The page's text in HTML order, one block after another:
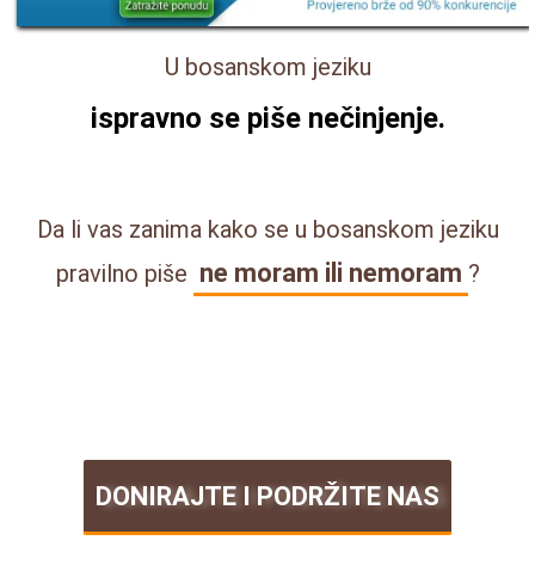
U bosanskom jeziku
ispravno se piše nečinjenje.
Da li vas zanima kako se u bosanskom jeziku
pravilno piše ne moram ili nemoram ?
DONIRAJTE I PODRŽITE NAS